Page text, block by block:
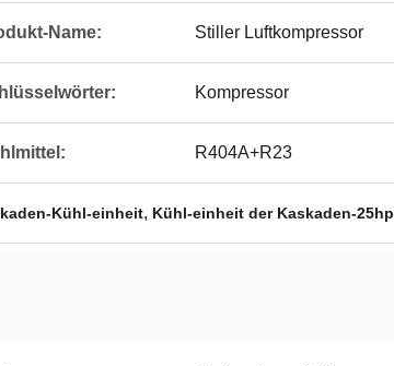
Name: Stiller Luftkompressor
Kompressor
R404A+R23
Kühl-einheit, Kühl-einheit der Kaskaden-25hp